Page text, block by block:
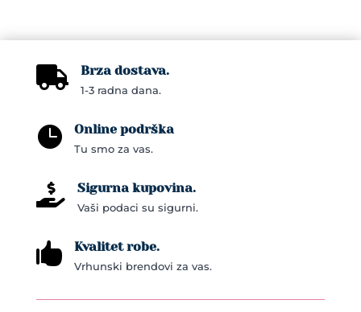
chosen
 Brza dostava.
1-3 radna dana.
 Online podrška
Tu smo za vas.
 Sigurna kupovina.
Vaši podaci su sigurni.
 Kvalitet robe.
Vrhunski brendovi za vas.